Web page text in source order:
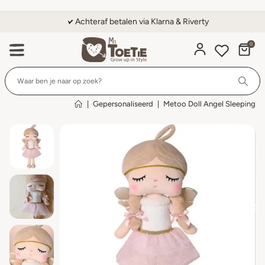
Achteraf betalen via Klarna & Riverty
0
Gepersonaliseerd Metoo Doll Angel Sleeping